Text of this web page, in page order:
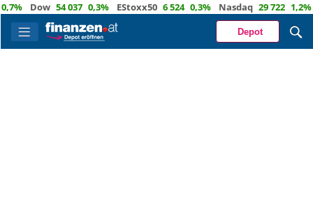
54 037 0,3% EStoxx50 6 524 0,3% Nasdaq 29 722 1,2% Öl
Depot